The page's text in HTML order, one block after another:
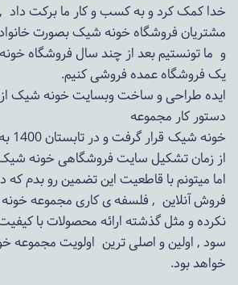
خدا کمک کرد و به کسب و کار ما برکت داد ,
مشتریان فروشگاه خونه شیک بصورت
و ما تونستیم بعد از چند سال فروشگاه
یک فروشگاه عمده فروشی کنیم.
دستور کار مجموعه
خونه شیک قرار گرفت و در تابستان 1400 به مرحله اجرا رسید.
از زمان تشکیل سایت فروشگاهیخونه
اما میتونم با قاطعیت این تضمین رو بدم که
فروش آنلاین , فلسفه ی کاری مجموعه
نکرده و مثل گذشته ارائه محصولات با
سود , اولین و اصلی ترین اولویت مجموعه
خواهد بود.